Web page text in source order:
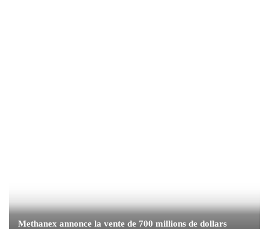
Methanex annonce la vente de 700 millions de dollars